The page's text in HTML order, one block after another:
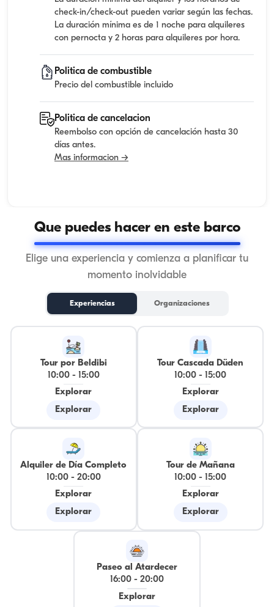
check-in/check-out pueden variar según las fechas.
La duración mínima es de 1 noche para alquileres
con pernocta y 2 horas para alquileres por hora.
Politica de combustible
Precio del combustible incluido
Politica de cancelacion
Reembolso con opción de cancelación hasta 30
días antes.
Mas informacion →
Que puedes hacer en este barco
Elige una experiencia y comienza a planificar tu
momento inolvidable
Experiencias Organizaciones
Tour por Beldibi
10:00-
15:00
Explorar
Explorar
Tour Cascada Düden
10:00 -
15:00
Explorar
Explorar
Alquiler de Día Completo
10:00- 20:00
Explorar
Explorar
Tour de Mañana
10:00 -
15:00
Explorar
Explorar
Paseo al Atardecer
16:00 - 20:00
Explorar